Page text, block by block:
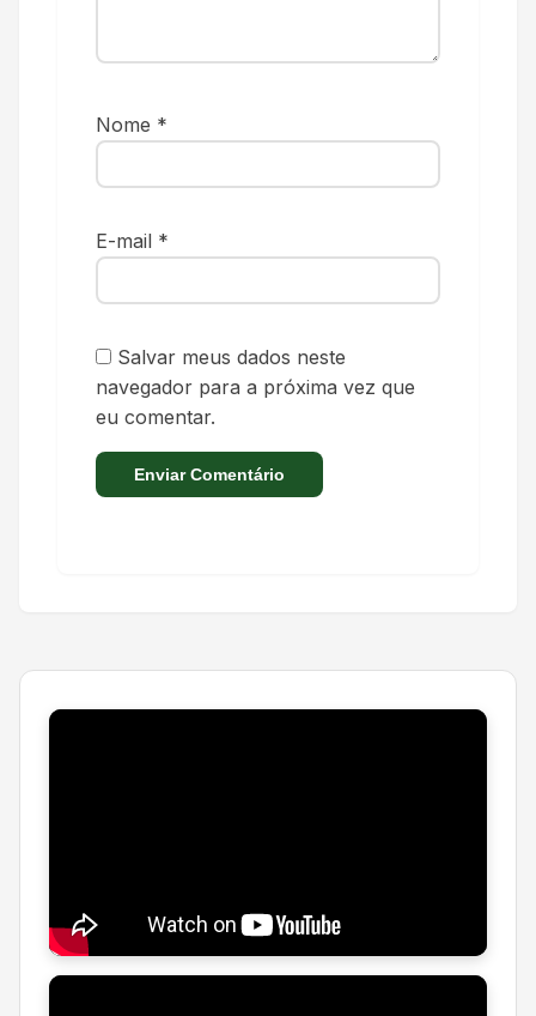
Nome *
E-mail *
Salvar meus dados neste
navegador para a próxima vez que
eu comentar.